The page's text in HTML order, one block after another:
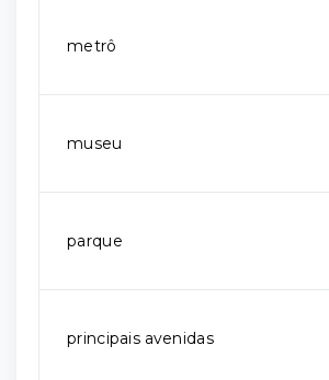
metrô
museu
parque
principais avenidas